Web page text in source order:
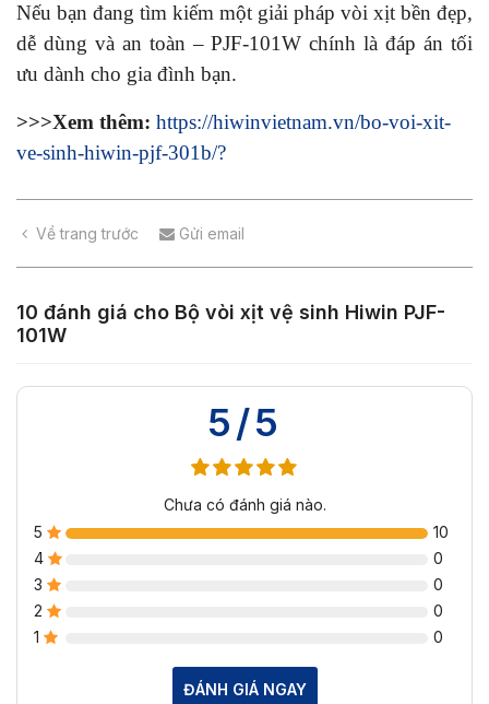
Nếu bạn đang tìm kiếm một giải pháp vòi xịt bền đẹp,
dễ dùng và an toàn – PJF-101W chính là đáp án tối
ưu dành cho gia đình bạn.
>>>Xem thêm: https://hiwinvietnam.vn/bo-voi-xit-
ve-sinh-hiwin-pjf-301b/?
Về trang trước Gửi email
10 đánh giá cho Bộ vòi xịt vệ sinh Hiwin PJF-
101W
5/5
Chưa có đánh giá nào.
5
10
4
0
3
0
2
0
1
0
ĐÁNH GIÁ NGAY